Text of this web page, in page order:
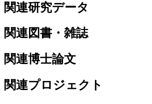
関連研究データ
関連図書・雑誌
関連博士論文
関連プロジェクト